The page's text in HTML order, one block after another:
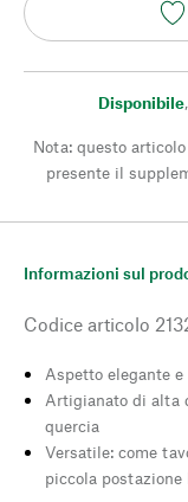
Disponibile,
Nota: questo
presente il
Informazioni sul
Codice articolo
Aspetto elegante
Artigianato di alta
quercia
Versatile: come
piccola postazione